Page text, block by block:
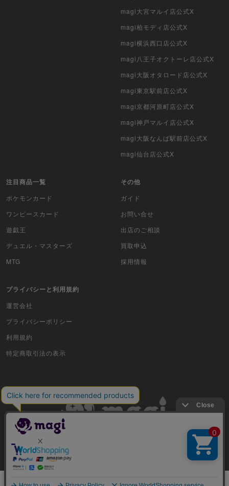
magi大宮マルイ店公式X
magi柏モディ店公式X
magi横浜西口店公式X
magi八王子オクトーレ店公式X
magi大阪オタロード店公式X
magi東京駅前店公式X
magi京都河原町店公式X
magi神戸マルイ店公式X
magi大阪なんば駅前店公式X
magi仙台店公式X
注目商品一覧
ポケモンカード
ワンピースカード
遊戯王
デュエル・マスターズ
MTG
その他
ガイド
お問い合せ
出店のご相談
買取申込
採用情報
プライバシーと利用規約
運営会社
プライバシーポリシー
利用規約
特定商取引法の表示
古物商許可番号 株式会社ジラフ 東京都公安委員会 第303311606477号
COPYRIGHT © 2019 Jiraffe Inc.